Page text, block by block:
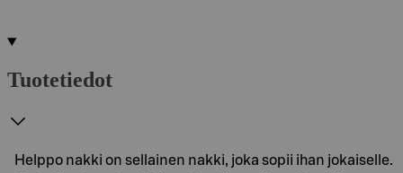
Tuotetiedot
Helppo nakki on sellainen nakki, joka sopii ihan jokaiselle.